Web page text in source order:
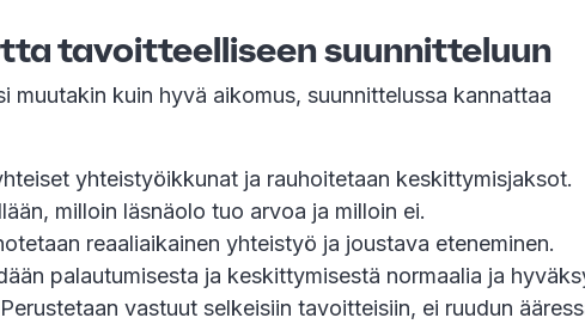
tavoitteelliseen suunnitteluun
muutakin kuin hyvä aikomus, suunnittelussa kannattaa
yhteistyöikkunat ja rauhoitetaan keskittymisjaksot.
milloin läsnäolo tuo arvoa ja milloin ei.
reaaliaikainen yhteistyö ja joustava eteneminen.
palautumisesta ja keskittymisestä normaalia ja
Perustetaan vastuut selkeisiin tavoitteisiin, ei ruudun